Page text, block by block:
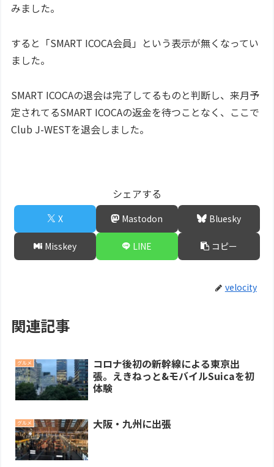
みました。
すると「SMART ICOCA会員」という表示が無くなってい
ました。
SMART ICOCAの退会は完了してるものと判断し、来月予
定されてるSMART ICOCAの返金を待つことなく、ここで
Club J-WESTを退会しました。
シェアする
X Mastodon Bluesky
Misskey LINE コピー
velocity
関連記事
グルメ
コロナ後初の新幹線による東京出
張。えきねっと&モバイルSuicaを初
体験
グルメ 大阪・九州に出張